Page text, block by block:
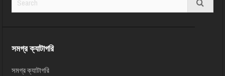
সমগ্র ক্যাটাগরি
সমগ্র ক্যাটাগরি